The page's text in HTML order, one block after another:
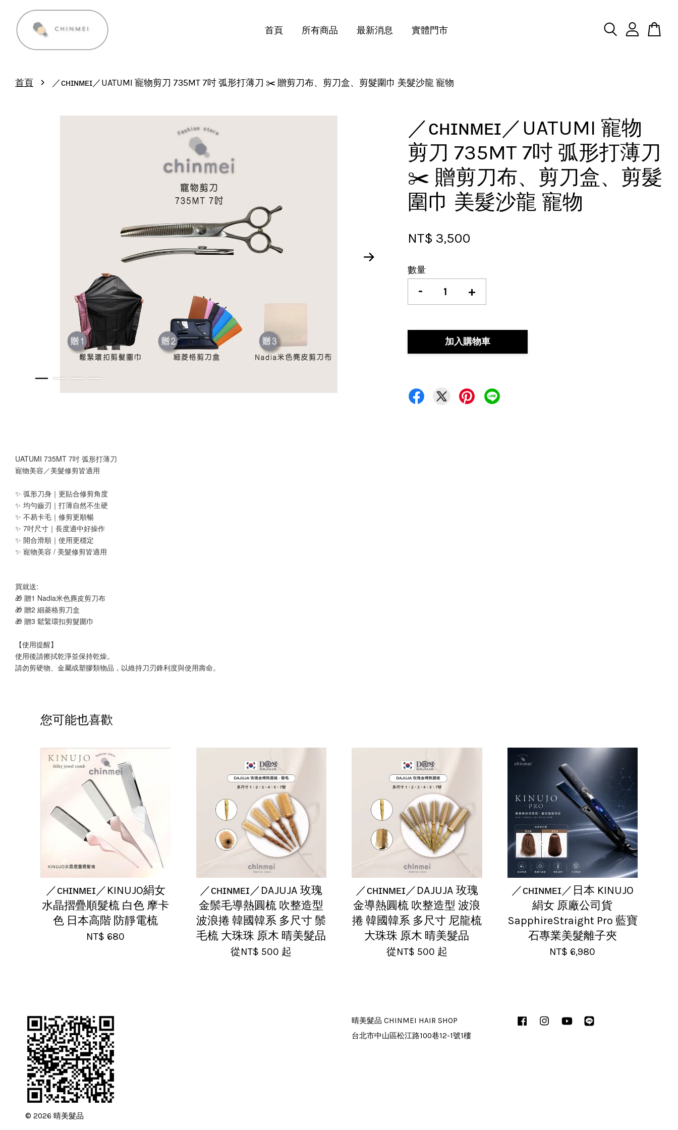
首頁 所有商品 最新消息 實體門市
首頁 › ／ᴄʜɪɴᴍᴇɪ／UATUMI 寵物剪刀 735MT 7吋 弧形打薄刀 ✂️ 贈剪刀布、剪刀盒、剪髮圍巾 美髮沙龍 寵物
／ᴄʜɪɴᴍᴇɪ／UATUMI 寵物
剪刀 735MT 7吋 弧形打薄刀
✂️ 贈剪刀布、剪刀盒、剪髮
圍巾 美髮沙龍 寵物
NT$ 3,500
數量
- +
加入購物車
UATUMI 735MT 7吋 弧形打薄刀
寵物美容／美髮修剪皆適用
✨ 弧形刀身｜更貼合修剪角度
✨ 均勻齒刃｜打薄自然不生硬
✨ 不易卡毛｜修剪更順暢
✨ 7吋尺寸｜長度適中好操作
✨ 開合滑順｜使用更穩定
✨ 寵物美容 / 美髮修剪皆適用
買就送:
🎁 贈1 Nadia米色麂皮剪刀布
🎁 贈2 細菱格剪刀盒
🎁 贈3 鬆緊環扣剪髮圍巾
【使用提醒】
使用後請擦拭乾淨並保持乾燥。
請勿剪硬物、金屬或塑膠類物品，以維持刀刃鋒利度與使用壽命。
您可能也喜歡
／ᴄʜɪɴᴍᴇɪ／KINUJO絹女
水晶摺疊順髮梳 白色 摩卡
色 日本高階 防靜電梳
NT$ 680
／ᴄʜɪɴᴍᴇɪ／DAJUJA 玫瑰
金鬃毛導熱圓梳 吹整造型
波浪捲 韓國韓系 多尺寸 鬃
毛梳 大珠珠 原木 晴美髮品
從NT$ 500 起
／ᴄʜɪɴᴍᴇɪ／DAJUJA 玫瑰
金導熱圓梳 吹整造型 波浪
捲 韓國韓系 多尺寸 尼龍梳
大珠珠 原木 晴美髮品
從NT$ 500 起
／ᴄʜɪɴᴍᴇɪ／日本 KINUJO
絹女 原廠公司貨
SapphireStraight Pro 藍寶
石專業美髮離子夾
NT$ 6,980
© 2026 晴美髮品
晴美髮品 CHINMEI HAIR SHOP
台北市中山區松江路100巷12-1號1樓
FacebookInstagramYouTube
您的購物車目前還是空的。
繼續購物